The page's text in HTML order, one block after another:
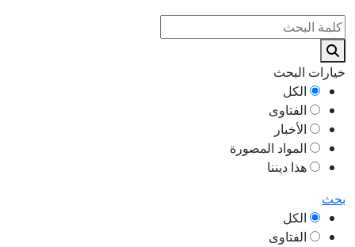
خيارات البحث
الكل
الفتاوى
الأخبار
المواد المصورة
هذا ديننا
بحث
الكل
الفتاوى